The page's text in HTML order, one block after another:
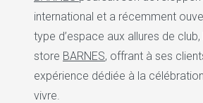
international et a récemment
type d’espace aux allures de
store BARNES, offrant à ses
expérience dédiée à la
vivre.